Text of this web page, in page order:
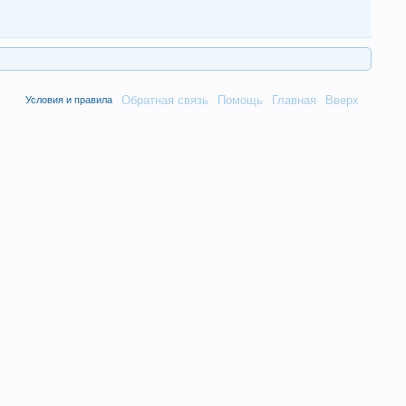
Обратная связь Помощь Главная Вверх
Условия и правила